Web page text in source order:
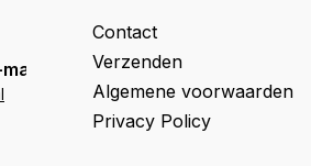
Contact
Verzenden
Algemene voorwaarden
Privacy Policy